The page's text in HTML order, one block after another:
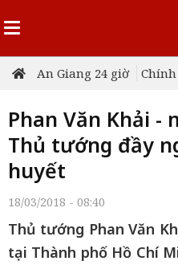
An Giang 24 giờ
Phan Văn Khải -
Thủ tướng đầy
huyết
18/03/2018 - 08:40
Thủ tướng Phan Văn
tại Thành phố Hồ Chí